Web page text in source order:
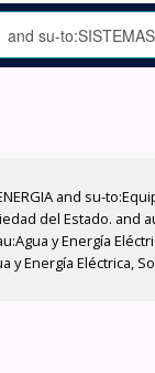
and su-
del Estado. and
y Energía
Energía Eléctrica,